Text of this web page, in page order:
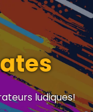
ludiques!